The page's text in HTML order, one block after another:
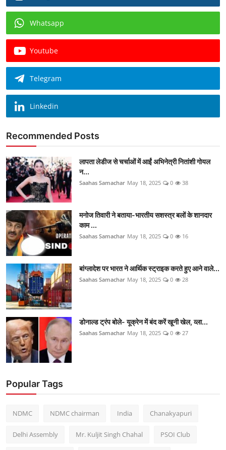
Whatsapp
Youtube
Telegram
Linkedin
Recommended Posts
लापता लेडीज से चर्चाओं में आईं अभिनेत्री नितांशी गोयल
न...
Saahas Samachar May 18, 2025 0 38
मनोज तिवारी ने बताया-भारतीय सशस्त्र बलों के शानदार
काम ...
Saahas Samachar May 18, 2025 0 16
बांग्लादेश पर भारत ने आर्थिक स्ट्राइक करते हुए आने वाले...
Saahas Samachar May 18, 2025 0 28
डोनाल्ड ट्रंप बोले- यूक्रेन में बंद करें खूनी खेल, व्ला...
Saahas Samachar May 18, 2025 0 27
Popular Tags
NDMC NDMC chairman India Chanakyapuri
Delhi Assembly Mr. Kuljit Singh Chahal PSOI Club